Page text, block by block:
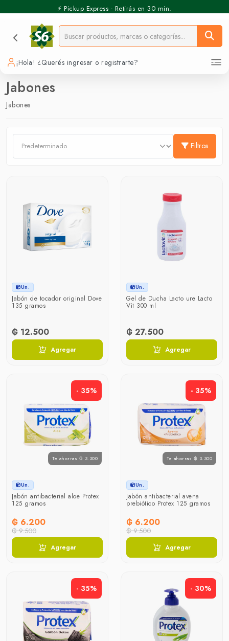
⚡️ Pickup Express - Retirás en 30 min.
¡Hola! ¿Querés ingresar o registrarte?
Jabones
Jabones
Filtros
Un.
Jabón de tocador original Dove
135 gramos
₲ 12.500
Agregar
Un.
Gel de Ducha Lacto ure Lacto
Vit 300 ml
₲ 27.500
Agregar
Te ahorras ₲ 3.300
- 35%
Un.
Jabón antibacterial aloe Protex
125 gramos
₲ 6.200
₲ 9.500
Agregar
Te ahorras ₲ 3.300
- 35%
Un.
Jabón antibacterial avena
prebiótico Protex 125 gramos
₲ 6.200
₲ 9.500
Agregar
- 35% - 30%